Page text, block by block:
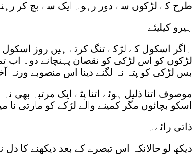
طرح کے لڑکوں سے دور رہو۔ ایک سے بچ کر
ہیرو کیلیئے
۔اگر اسکول کے لڑکے تنگ کرتے ہیں روز
لڑکوں کو اس لڑکی کو نقصان پہنچانے دو۔ اب
بس لڑکی کو پتہ نہ لگنے دینا اس منصوبے
موصوف اتنا ذلیل ہوئے اتنا پٹے ایک مرتبہ بھی
اسکو بچائوں مگر کمینے والے لڑکے کو مارتی
ذاتی رائے۔
دیکھ لو حالانکہ اس تبصرے کے بعد دیکھنے کا